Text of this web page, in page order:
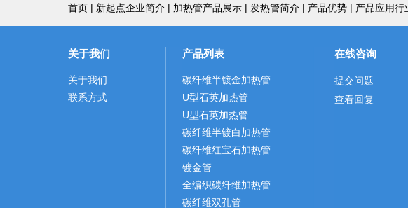
首页 | 新起点企业简介 | 加热管产品展示 | 发热管简介 | 产品优势 | 产品应用行
关于我们
关于我们
联系方式
产品列表
碳纤维半镀金加热管
U型石英加热管
U型石英加热管
碳纤维半镀白加热管
碳纤维红宝石加热管
镀金管
全编织碳纤维加热管
碳纤维双孔管
在线咨询
提交问题
查看回复